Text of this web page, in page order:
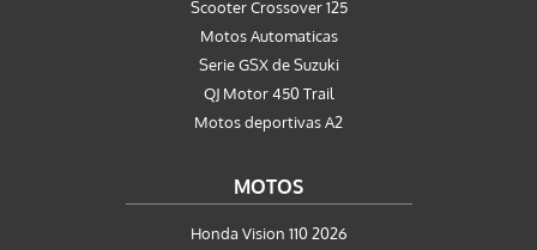
Scooter Crossover 125
Motos Automaticas
Serie GSX de Suzuki
QJ Motor 450 Trail
Motos deportivas A2
MOTOS
Honda Vision 110 2026